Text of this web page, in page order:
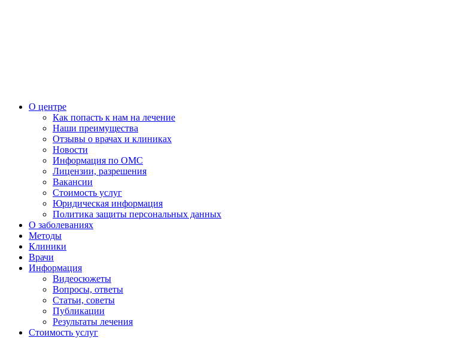
О центре
Как попасть к нам на лечение
Наши преимущества
Отзывы о врачах и клиниках
Новости
Информация по ОМС
Лицензии, разрешения
Вакансии
Стоимость услуг
Юридическая информация
Политика защиты персональных данных
О заболеваниях
Методы
Клиники
Врачи
Информация
Видеосюжеты
Вопросы, ответы
Статьи, советы
Публикации
Результаты лечения
Стоимость услуг